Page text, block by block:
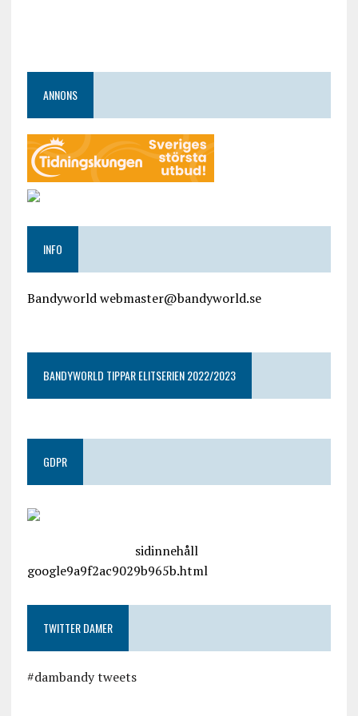
ANNONS
INFO
Bandyworld webmaster@bandyworld.se
BANDYWORLD TIPPAR ELITSERIEN 2022/2023
GDPR
sidinnehåll
google9a9f2ac9029b965b.html
TWITTER DAMER
#dambandy tweets